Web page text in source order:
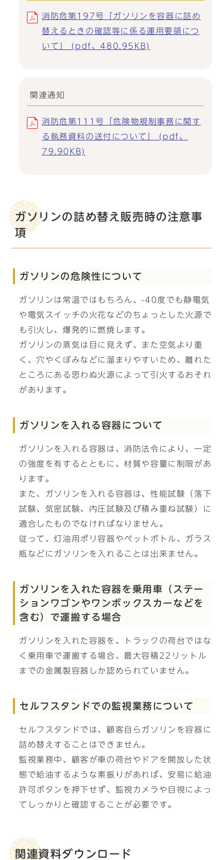
消防危第197号「ガソリンを容器に詰め
替えるときの確認等に係る運用要領につ
いて」 (pdf、480.95KB)
関連通知
消防危第111号「危険物規制事務に関す
る執務資料の送付について」 (pdf、
79.90KB)
ガソリンの詰め替え販売時の注意事
項
ガソリンの危険性について
ガソリンは常温ではもちろん、-40度でも静電気
や電気スイッチの火花などのちょっとした火源で
も引火し、爆発的に燃焼します。
ガソリンの蒸気は目に見えず、また空気より重
く、穴やくぼみなどに溜まりやすいため、離れた
ところにある思わぬ火源によって引火するおそれ
があります。
ガソリンを入れる容器について
ガソリンを入れる容器は、消防法令により、一定
の強度を有するとともに、材質や容量に制限があ
ります。
また、ガソリンを入れる容器は、性能試験（落下
試験、気密試験、内圧試験及び積み重ね試験）に
適合したものでなければなりません。
従って、灯油用ポリ容器やペットボトル、ガラス
瓶などにガソリンを入れることは出来ません。
ガソリンを入れた容器を乗用車（ステー
ションワゴンやワンボックスカーなどを
含む）で運搬する場合
ガソリンを入れた容器を、トラックの荷台ではな
く乗用車で運搬する場合、最大容積22リットル
までの金属製容器しか認められていません。
セルフスタンドでの監視業務について
セルフスタンドでは、顧客自らガソリンを容器に
詰め替えすることはできません。
監視業務中、顧客が車の荷台やドアを開放した状
態で給油するような素振りがあれば、安易に給油
許可ボタンを押下せず、監視カメラや目視によっ
てしっかりと確認することが必要です。
関連資料ダウンロード